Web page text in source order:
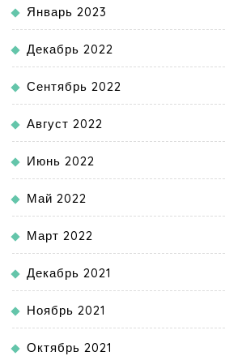
Январь 2023
Декабрь 2022
Сентябрь 2022
Август 2022
Июнь 2022
Май 2022
Март 2022
Декабрь 2021
Ноябрь 2021
Октябрь 2021